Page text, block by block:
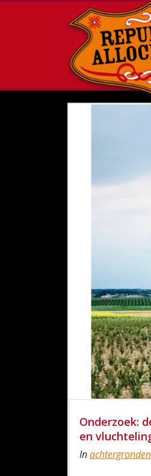
Onderzoek:
en
Inachtergronden